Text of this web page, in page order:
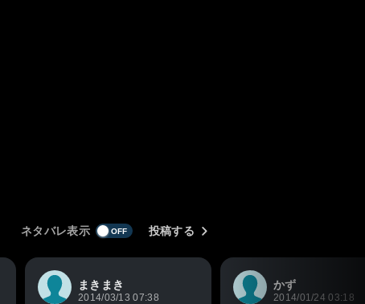
ネタバレ表示 投稿する
まきまき
2014/03/13 07:38
かず
2014/01/24 03:18